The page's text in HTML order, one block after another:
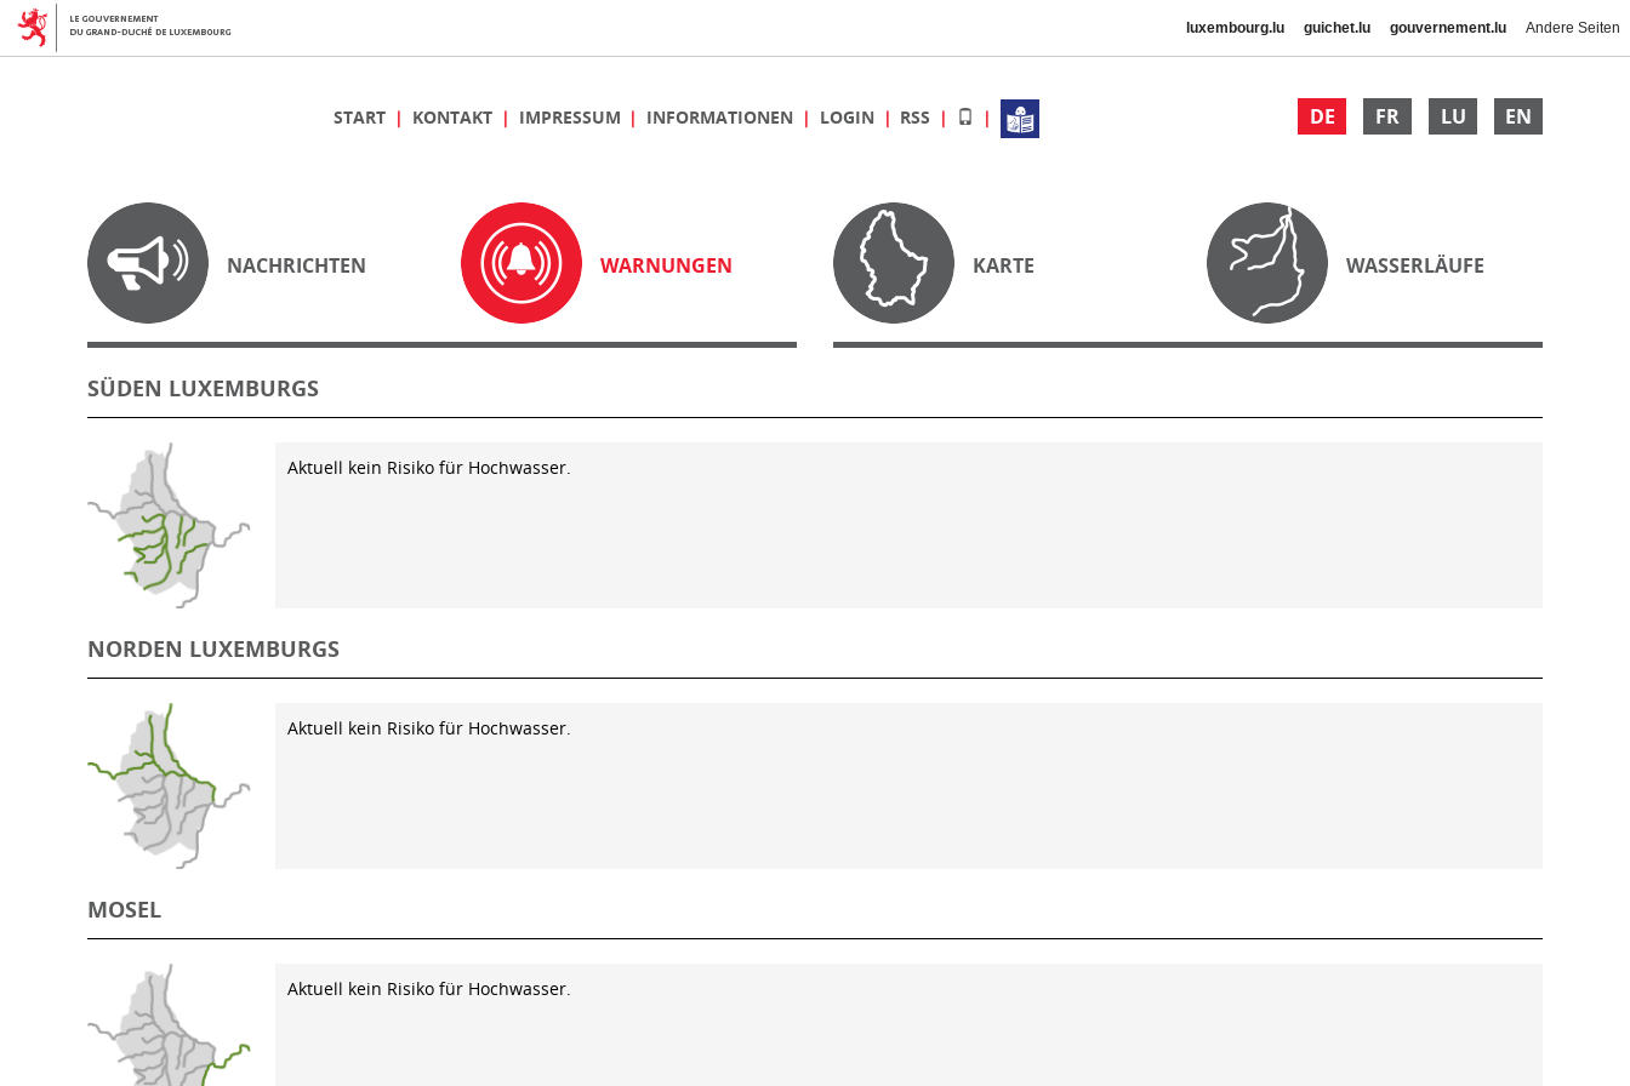
luxembourg.lu guichet.lu gouvernement.lu Andere Seiten
DE FR LU EN
START KONTAKT IMPRESSUM INFORMATIONEN LOGIN RSS
NACHRICHTEN WARNUNGEN KARTE WASSERLÄUFE
SÜDEN LUXEMBURGS
Aktuell kein Risiko für Hochwasser.
NORDEN LUXEMBURGS
Aktuell kein Risiko für Hochwasser.
MOSEL
Aktuell kein Risiko für Hochwasser.